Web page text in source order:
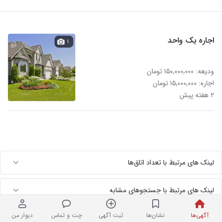
آگهی‌ها نشان‌ها ثبت آگهی چت و تماس دیوار من
اجاره یک واحد
ودیعه: ۱۵۰,۰۰۰,۰۰۰ تومان
اجاره: ۱۵,۰۰۰,۰۰۰ تومان
۲ هفته پیش
۱
لینک های مرتبط با تعداد اتاق‌ها
لینک های مرتبط با جستجوهای مشابه